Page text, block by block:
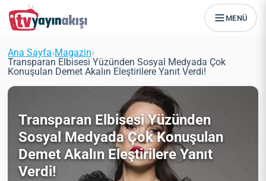
MENÜ
Ana Sayfa›Magazin›
Transparan Elbisesi Yüzünden Sosyal Medyada Çok
Konuşulan Demet Akalın Eleştirilere Yanıt Verdi!
Transparan Elbisesi Yüzünden
Sosyal Medyada Çok Konuşulan
Demet Akalın Eleştirilere Yanıt
Verdi!